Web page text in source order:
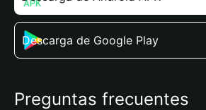
Descarga de Google Play
Preguntas frecuentes